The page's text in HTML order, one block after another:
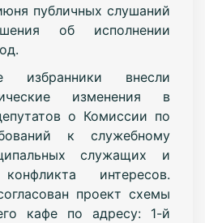
публичных слушаний
об исполнении
избранники внесли
изменения в
о Комиссии по
к служебному
служащих и
интересов.
проект схемы
кафе по адресу: 1-й